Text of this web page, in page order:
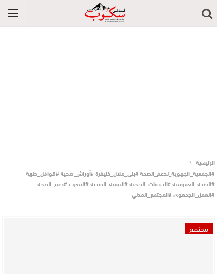
الرئيسية
#الجمعية_الجهوية_لدعم_الصحة #بني_ملال_خنيفرة #أوراش_صحية #قوافل_طبية
#الصحة_العمومية #الخدمات_الصحية #التنمية_الصحية #المغرب #دعم_الصحة
#العمل_الجمعوي #المجتمع_المدني
مجتمع